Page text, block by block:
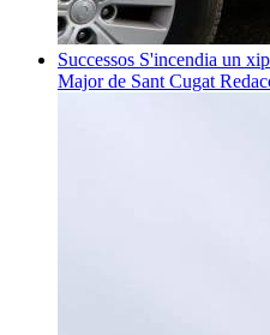
Successos S'incendia un
Major de Sant Cugat